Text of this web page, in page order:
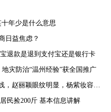
年少是什么意思
日益焦虑？
退款是退到支付宝还是银行卡
灾防治“温州经验”获全国推广
赵丽颖眼纹明显，杨紫妆容翻车
民捡200斤 基本信息讲解